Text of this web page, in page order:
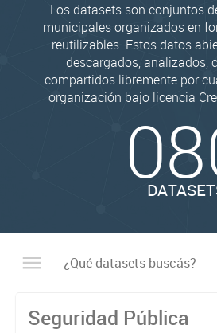
Los datasets son conjuntos
municipales organizados en
reutilizables. Estos datos
descargados, analizados,
compartidos libremente por
organización bajo licencia
Seguridad Pública